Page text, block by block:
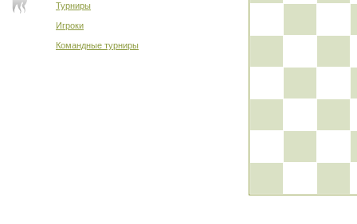
Турниры
Игроки
Командные турниры